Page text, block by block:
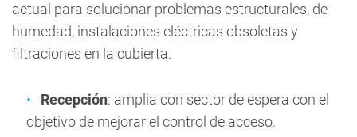
actual para solucionar problemas estructurales, de
humedad, instalaciones eléctricas obsoletas y
filtraciones en la cubierta.
Recepción: amplia con sector de espera con el
objetivo de mejorar el control de acceso.